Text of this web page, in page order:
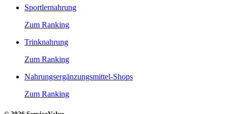
Sportlernahrung
Zum Ranking
Trinknahrung
Zum Ranking
Nahrungsergänzungsmittel-Shops
Zum Ranking